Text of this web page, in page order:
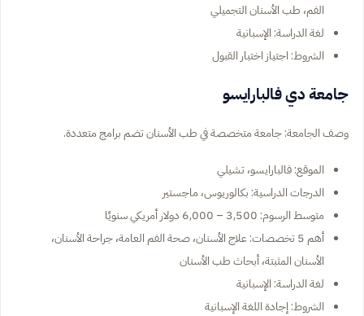
الفم، طب الأسنان التجميلي
لغة الدراسة: الإسبانية
الشروط: اجتياز اختبار القبول
جامعة دي فالبارايسو
وصف الجامعة: جامعة متخصصة في طب الأسنان تضم برامج متعددة.
الموقع: فالبارايسو، تشيلي
الدرجات الدراسية: بكالوريوس، ماجستير
متوسط الرسوم: 3,500 – 6,000 دولار أمريكي سنويًا
أهم 5 تخصصات: علاج الأسنان، صحة الفم العامة، جراحة الأسنان،
الأسنان المثبتة، أبحاث طب الأسنان
لغة الدراسة: الإسبانية
الشروط: إجادة اللغة الإسبانية